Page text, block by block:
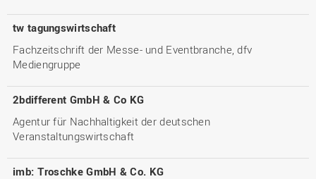
tw tagungswirtschaft
Fachzeitschrift der Messe- und Eventbranche, dfv
Mediengruppe
2bdifferent GmbH & Co KG
Agentur für Nachhaltigkeit der deutschen
Veranstaltungswirtschaft
imb: Troschke GmbH & Co. KG